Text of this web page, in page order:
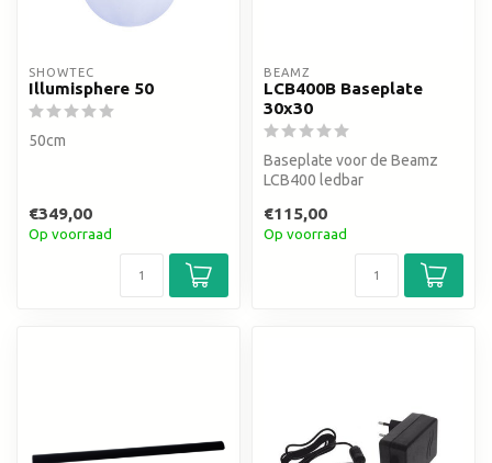
SHOWTEC
Illumisphere 50
50cm
€349,00
Op voorraad
BEAMZ
LCB400B Baseplate
30x30
Baseplate voor de Beamz
LCB400 ledbar
€115,00
Op voorraad